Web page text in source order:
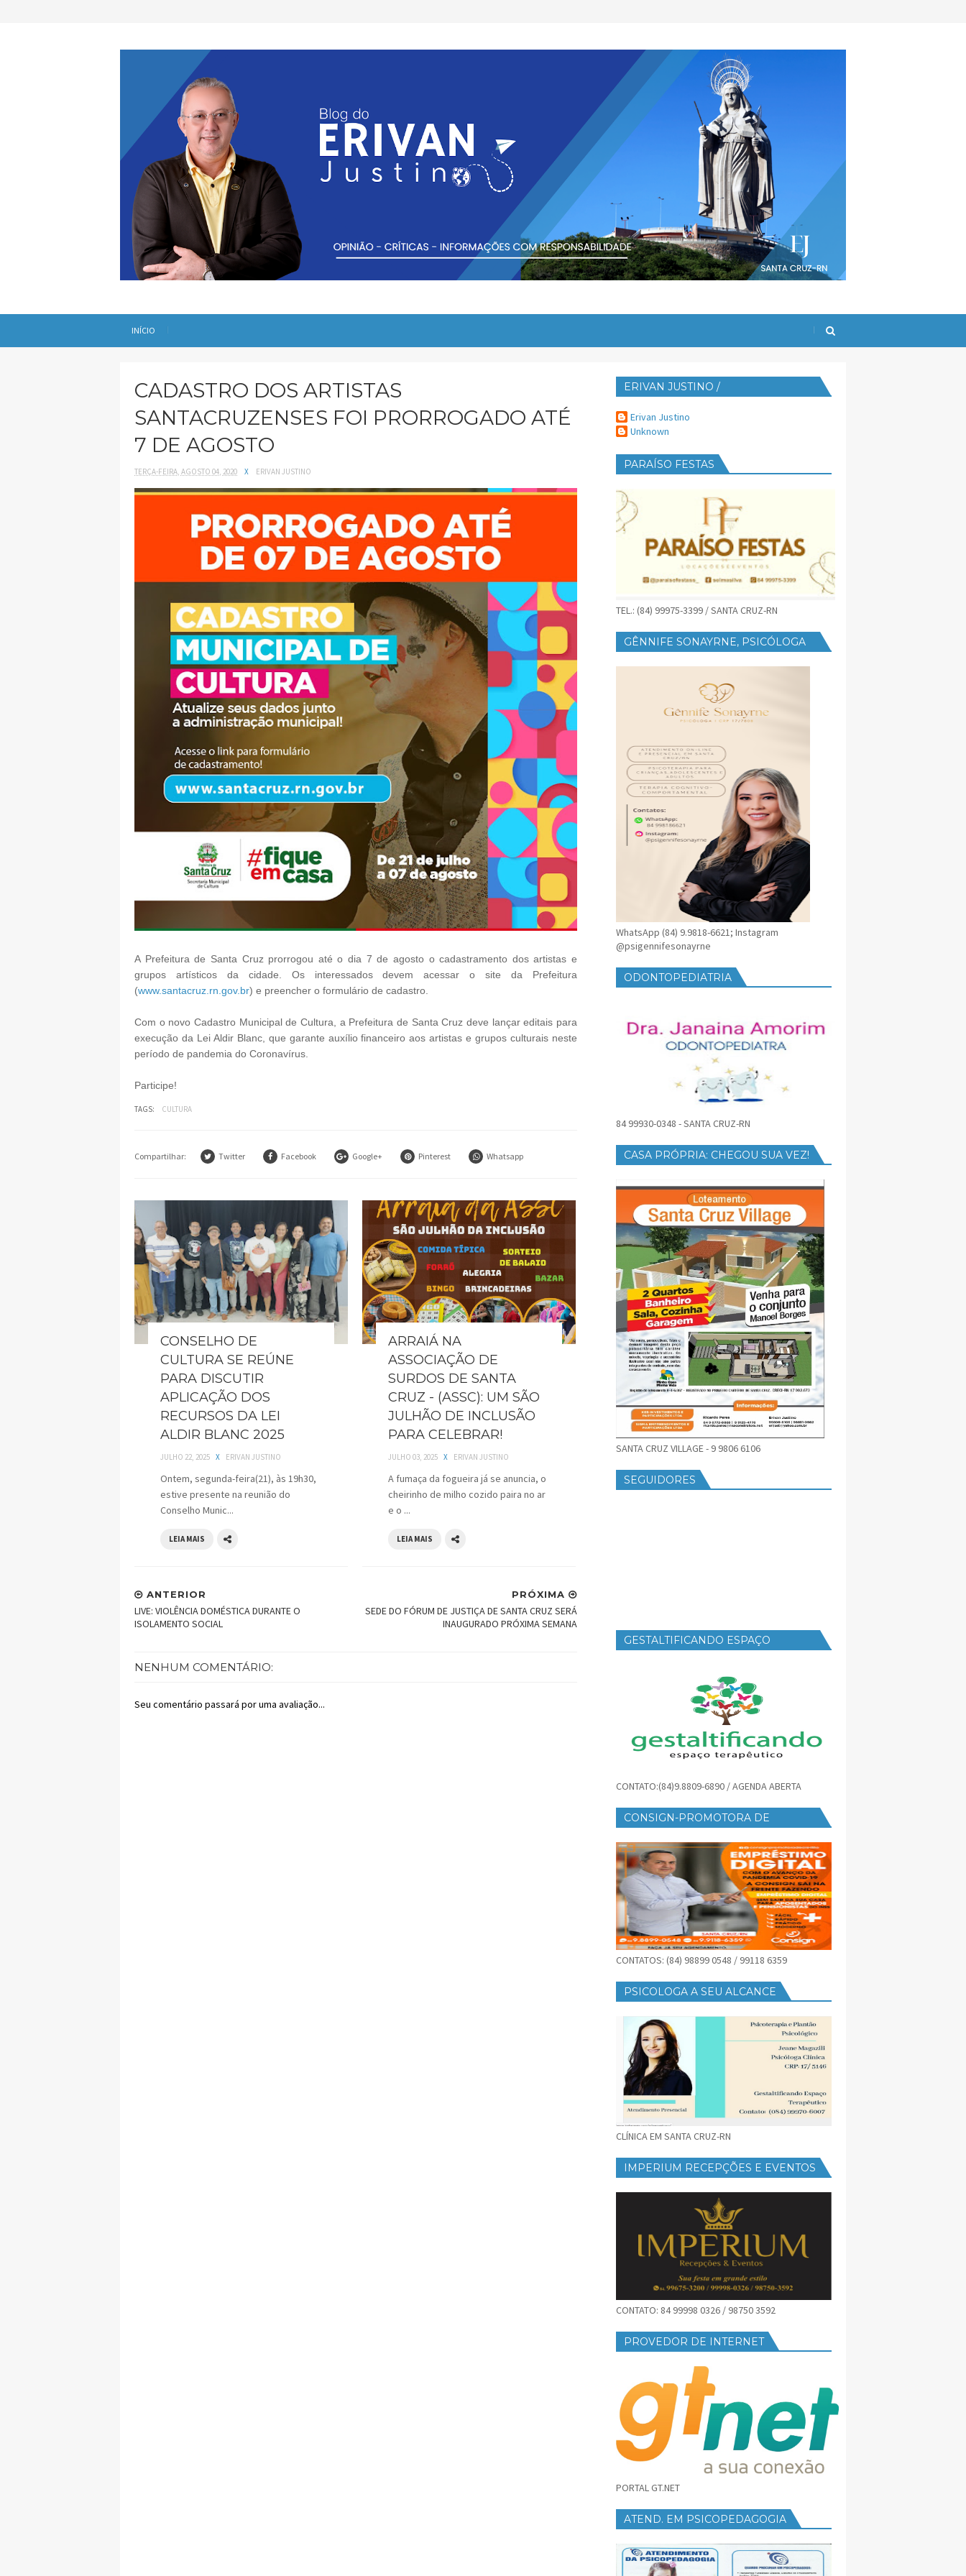
INÍCIO
CADASTRO DOS ARTISTAS
SANTACRUZENSES FOI PRORROGADO ATÉ
7 DE AGOSTO
TERÇA-FEIRA, AGOSTO 04, 2020 X ERIVAN JUSTINO
A Prefeitura de Santa Cruz prorrogou até o dia 7 de agosto o cadastramento dos artistas e
grupos artísticos da cidade. Os interessados devem acessar o site da Prefeitura
(www.santacruz.rn.gov.br) e preencher o formulário de cadastro.
Com o novo Cadastro Municipal de Cultura, a Prefeitura de Santa Cruz deve lançar editais para
execução da Lei Aldir Blanc, que garante auxílio financeiro aos artistas e grupos culturais neste
período de pandemia do Coronavírus.
Participe!
TAGS: CULTURA
Compartilhar: Twitter Facebook Google+ Pinterest Whatsapp
CONSELHO DE
CULTURA SE REÚNE
PARA DISCUTIR
APLICAÇÃO DOS
RECURSOS DA LEI
ALDIR BLANC 2025
JULHO 22, 2025 X ERIVAN JUSTINO
Ontem, segunda-feira(21), às 19h30,
estive presente na reunião do
Conselho Munic...
LEIA MAIS
ARRAIÁ NA
ASSOCIAÇÃO DE
SURDOS DE SANTA
CRUZ - (ASSC): UM SÃO
JULHÃO DE INCLUSÃO
PARA CELEBRAR!
JULHO 03, 2025 X ERIVAN JUSTINO
A fumaça da fogueira já se anuncia, o
cheirinho de milho cozido paira no ar
e o ...
LEIA MAIS
PRÓXIMA
SEDE DO FÓRUM DE JUSTIÇA DE SANTA CRUZ SERÁ
INAUGURADO PRÓXIMA SEMANA
ANTERIOR
LIVE: VIOLÊNCIA DOMÉSTICA DURANTE O
ISOLAMENTO SOCIAL
NENHUM COMENTÁRIO:
Seu comentário passará por uma avaliação...
ERIVAN JUSTINO /
Erivan Justino
Unknown
PARAÍSO FESTAS
TEL.: (84) 99975-3399 / SANTA CRUZ-RN
GÊNNIFE SONAYRNE, PSICÓLOGA
WhatsApp (84) 9.9818-6621; Instagram
@psigennifesonayrne
ODONTOPEDIATRIA
84 99930-0348 - SANTA CRUZ-RN
CASA PRÓPRIA: CHEGOU SUA VEZ!
SANTA CRUZ VILLAGE - 9 9806 6106
SEGUIDORES
GESTALTIFICANDO ESPAÇO
CONTATO:(84)9.8809-6890 / AGENDA ABERTA
CONSIGN-PROMOTORA DE
CONTATOS: (84) 98899 0548 / 99118 6359
PSICOLOGA A SEU ALCANCE
CLÍNICA EM SANTA CRUZ-RN
IMPERIUM RECEPÇÕES E EVENTOS
CONTATO: 84 99998 0326 / 98750 3592
PROVEDOR DE INTERNET
PORTAL GT.NET
ATEND. EM PSICOPEDAGOGIA